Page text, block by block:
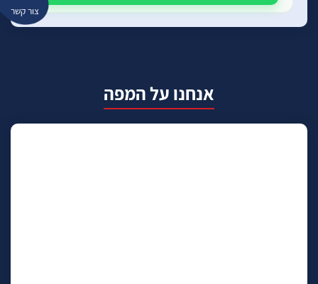
צור קשר
אנחנו על המפה